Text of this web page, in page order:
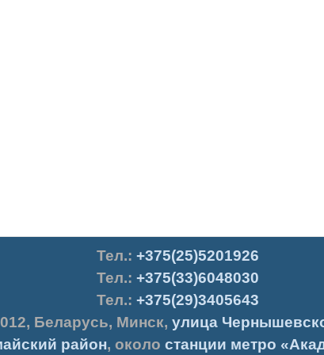
Тел.: +375(25)5201926
Тел.: +375(33)6048030
Тел.: +375(29)3405643
, Беларусь, Минск, улица
район, около станции метро